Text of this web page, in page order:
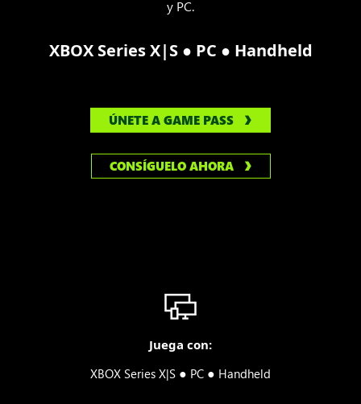
y PC.
XBOX Series X|S ● PC ● Handheld
ÚNETE A GAME PASS
CONSÍGUELO AHORA
Juega con:
XBOX Series X|S ● PC ● Handheld